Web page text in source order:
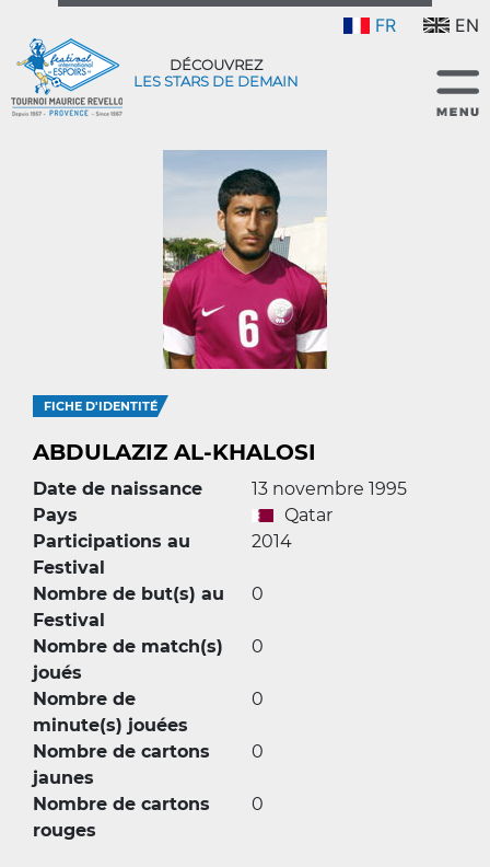
FR EN
DÉCOUVREZ
LES STARS DE DEMAIN
FICHE D'IDENTITÉ
ABDULAZIZ AL-KHALOSI
Date de naissance
13 novembre 1995
Pays
Qatar
Participations au
Festival
2014
Nombre de but(s) au
Festival
0
Nombre de match(s)
joués
0
Nombre de
minute(s) jouées
0
Nombre de cartons
jaunes
0
Nombre de cartons
rouges
0